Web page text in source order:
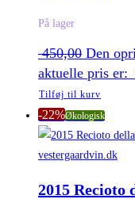
På lager
450,00 Den
aktuelle pris er:
Tilføj til kurv
-22%Økologisk
2015 Recioto